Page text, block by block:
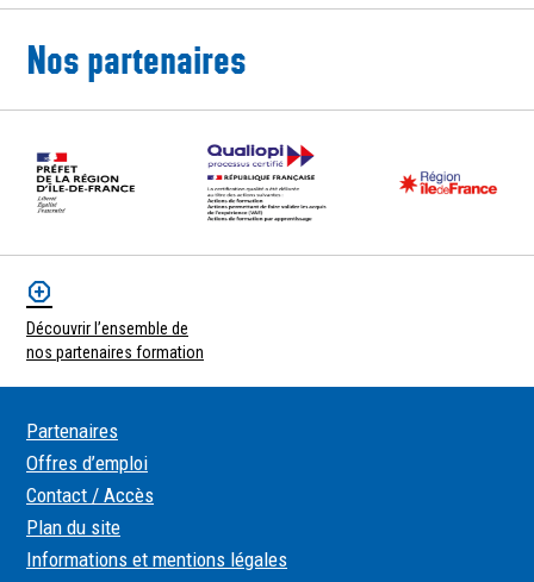
Nos partenaires
Découvrir l’ensemble de
nos partenaires formation
Partenaires
Offres d’emploi
Contact / Accès
Plan du site
Informations et mentions légales